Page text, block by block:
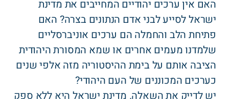
האם אין ערכים יהודיים המחייבים את מדינת
ישראל לסייע לבני אדם הנתונים בצרה? האם
פתיחת הלב והחמלה הם ערכים אוניברסליים
שלמדנו מעמים אחרים או שמא המסורת היהודית
הציבה אותם על בימת ההיסטוריה מזה אלפי שנים
כערכים המכוננים של העם היהודי?
יש לדייק את השאלה. מדינת ישראל היא ללא ספק